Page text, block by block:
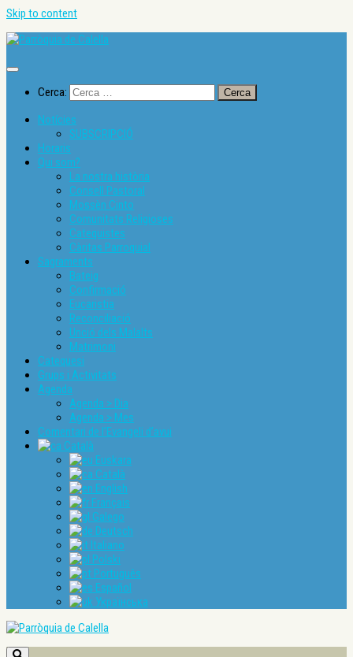
Skip to content
Cerca:
Notícies
SUBSCRIPCIÓ
Horaris
Qui som?
La nostra història
Consell Pastoral
Mossèn Cinto
Comunitats Religioses
Catequistes
Càritas Parroquial
Sagraments
Bateig
Confirmació
Eucaristia
Reconciliació
Unció dels Malalts
Matrimoni
Catequesi
Grups i Activitats
Agenda
Agenda > Dia
Agenda > Mes
Comentari de l’Evangeli d’avui
Català
Euskara
Català
English
Français
Galego
Deutsch
Italiano
Polski
Português
Español
Українська